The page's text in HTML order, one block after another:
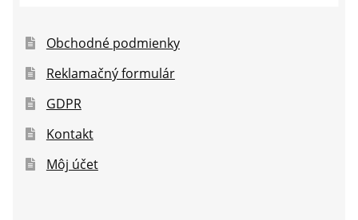
Obchodné podmienky
Reklamačný formulár
GDPR
Kontakt
Môj účet